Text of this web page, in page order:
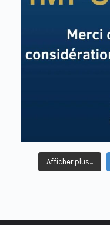
Afficher plus...